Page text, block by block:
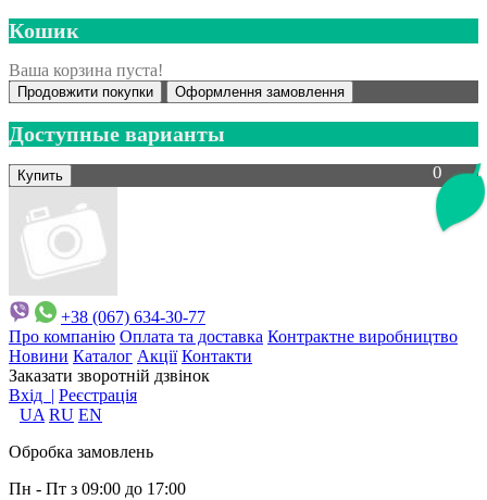
Кошик
Ваша корзина пуста!
Продовжити покупки Оформлення замовлення
0
Доступные варианты
+38 (067) 634-30-77
Про компанію Оплата та доставка Контрактне виробництво
Новини Каталог Акції Контакти
Заказати зворотній дзвінок
Вхід | Реєстрація
UA RU EN
Обробка замовлень
Пн - Пт з 09:00 до 17:00